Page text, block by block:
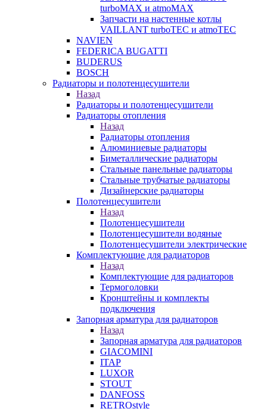
turboMAX и atmoMAX
Запчасти на настенные котлы
VAILLANT turboTEC и atmoTEC
NAVIEN
FEDERICA BUGATTI
BUDERUS
BOSCH
Радиаторы и полотенцесушители
Назад
Радиаторы и полотенцесушители
Радиаторы отопления
Назад
Радиаторы отопления
Алюминиевые радиаторы
Биметаллические радиаторы
Стальные панельные радиаторы
Стальные трубчатые радиаторы
Дизайнерские радиаторы
Полотенцесушители
Назад
Полотенцесушители
Полотенцесушители водяные
Полотенцесушители электрические
Комплектующие для радиаторов
Назад
Комплектующие для радиаторов
Термоголовки
Кронштейны и комплекты
подключения
Запорная арматура для радиаторов
Назад
Запорная арматура для радиаторов
GIACOMINI
ITAP
LUXOR
STOUT
DANFOSS
RETROstyle